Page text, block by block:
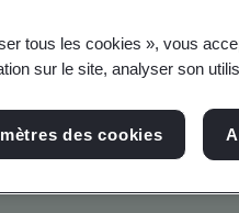
- Validation and
tous les cookies », vous
sur le site, analyser son
des cookies